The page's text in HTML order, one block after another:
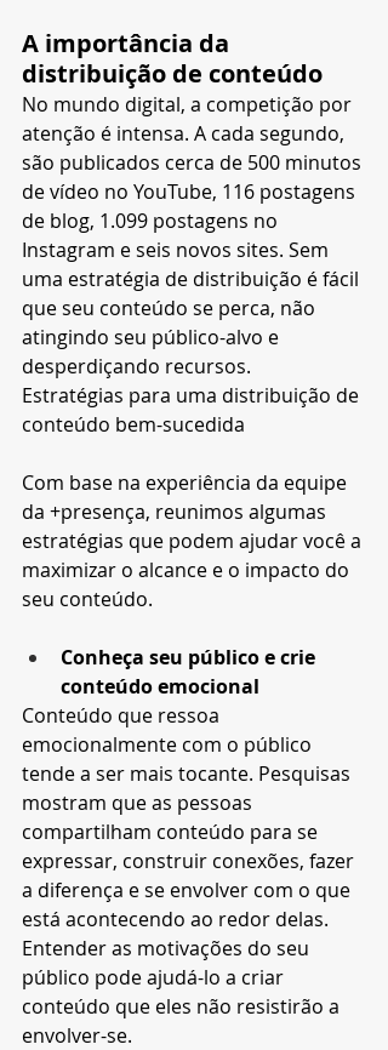
A importância da
distribuição de conteúdo
No mundo digital, a competição por
atenção é intensa. A cada segundo,
são publicados cerca de 500 minutos
de vídeo no YouTube, 116 postagens
de blog, 1.099 postagens no
Instagram e seis novos sites. Sem
uma estratégia de distribuição é fácil
que seu conteúdo se perca, não
atingindo seu público-alvo e
desperdiçando recursos.
Estratégias para uma distribuição de
conteúdo bem-sucedida
Com base na experiência da equipe
da +presença, reunimos algumas
estratégias que podem ajudar você a
maximizar o alcance e o impacto do
seu conteúdo.
Conheça seu público e crie
conteúdo emocional
Conteúdo que ressoa
emocionalmente com o público
tende a ser mais tocante. Pesquisas
mostram que as pessoas
compartilham conteúdo para se
expressar, construir conexões, fazer
a diferença e se envolver com o que
está acontecendo ao redor delas.
Entender as motivações do seu
público pode ajudá-lo a criar
conteúdo que eles não resistirão a
envolver-se.